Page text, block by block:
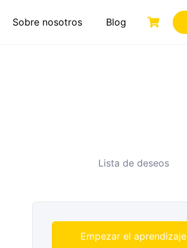
Sobre nosotros Blog
Lista de deseos
Empezar el aprendizaje